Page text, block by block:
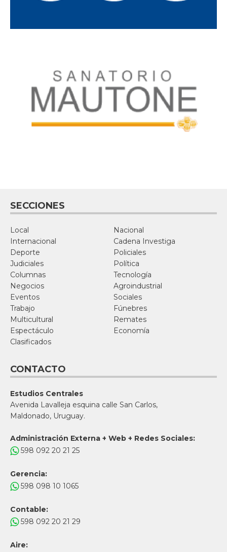
SECCIONES
Local
Nacional
Internacional
Cadena Investiga
Deporte
Policiales
Judiciales
Política
Columnas
Tecnología
Negocios
Agroindustrial
Eventos
Sociales
Trabajo
Fúnebres
Multicultural
Remates
Espectáculo
Economía
Clasificados
CONTACTO
Estudios Centrales
Avenida Lavalleja esquina calle San Carlos,
Maldonado, Uruguay.
Administración Externa + Web + Redes Sociales:
598 092 20 21 25
Gerencia:
598 098 10 1065
Contable:
598 092 20 21 29
Aire: